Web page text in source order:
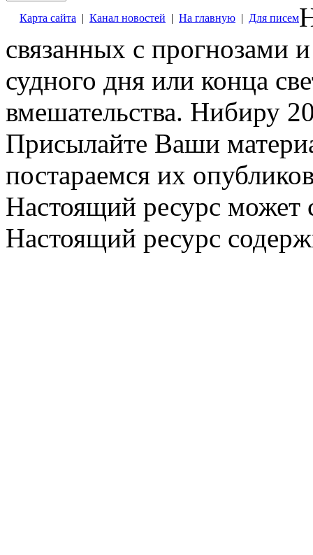
Карта сайта | Канал новостей | На главную | Для писем
связанных с прогнозами
судного дня или конца
вмешательства. Нибиру
Присылайте Ваши
постараемся их
Настоящий ресурс может
Настоящий ресурс